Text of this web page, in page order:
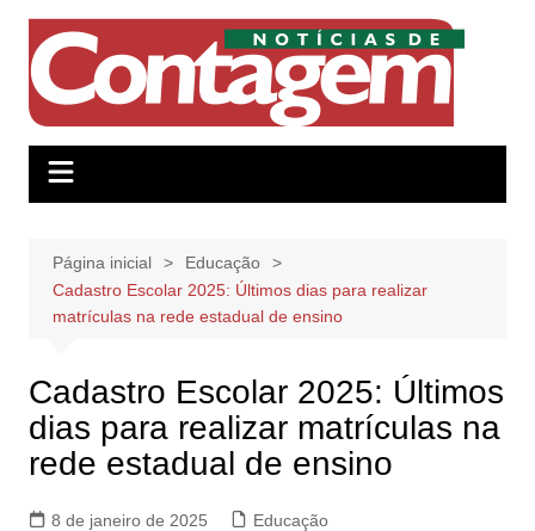
conteúdo
Página inicial
Educação
Cadastro Escolar 2025: Últimos dias para realizar
matrículas na rede estadual de ensino
Cadastro Escolar 2025: Últimos
dias para realizar matrículas na
rede estadual de ensino
8 de janeiro de 2025 Educação